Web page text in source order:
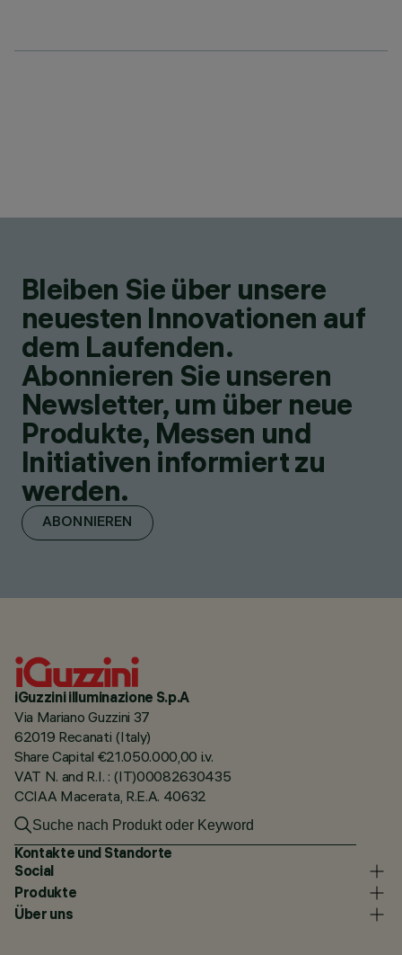
Bleiben Sie über unsere
neuesten Innovationen auf
dem Laufenden.
Abonnieren Sie unseren
Newsletter, um über neue
Produkte, Messen und
Initiativen informiert zu
werden.
ABONNIEREN
iGuzzini illuminazione S.p.A
Via Mariano Guzzini 37
62019 Recanati (Italy)
Share Capital €21.050.000,00 i.v.
VAT N. and R.I. : (IT)00082630435
CCIAA Macerata, R.E.A. 40632
Kontakte und Standorte
Social
Produkte
Über uns